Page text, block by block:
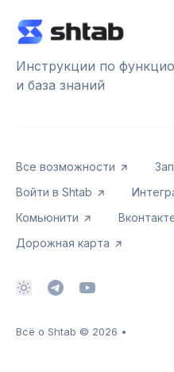
Инструкции по
и база знаний
Все возможности
Войти в Shtab
Комьюнити
Дорожная карта
Всё о Shtab © 2026 •